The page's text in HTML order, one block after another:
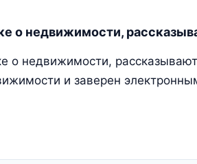
о недвижимости,
о недвижимости,
и заверен